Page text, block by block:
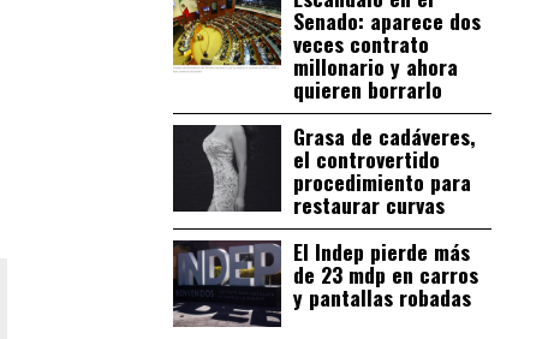
Senado: aparece dos
veces contrato
millonario y ahora
quieren borrarlo
Grasa de cadáveres,
el controvertido
procedimiento para
restaurar curvas
El Indep pierde más
de 23 mdp en carros
y pantallas robadas